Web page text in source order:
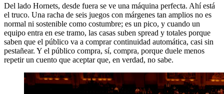
Del lado Hornets, desde fuera se ve una máquina perfecta. Ahí está
el truco. Una racha de seis juegos con márgenes tan amplios no es
normal ni sostenible como costumbre; es un pico, y cuando un
equipo entra en ese tramo, las casas suben spread y totales porque
saben que el público va a comprar continuidad automática, casi sin
pestañear. Y el público compra, sí, compra, porque duele menos
repetir un cuento que aceptar que, en verdad, no sabe.